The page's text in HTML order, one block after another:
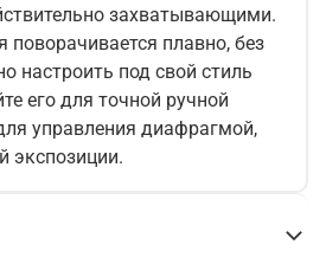
захватывающими.
поворачивается плавно, без
настроить под свой стиль
его для точной ручной
управления диафрагмой,
экспозиции.